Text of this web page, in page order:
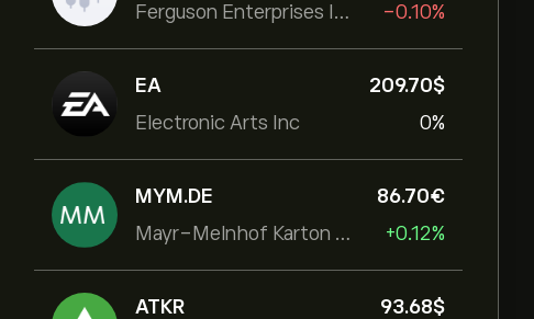
Ferguson Enterprises Inc
-0.10%
EA
Electronic Arts Inc
209.70‎$‎
0%
MYM.DE
Mayr-Melnhof Karton AG
86.70‎€‎
+0.12%
ATKR
93.68‎$‎